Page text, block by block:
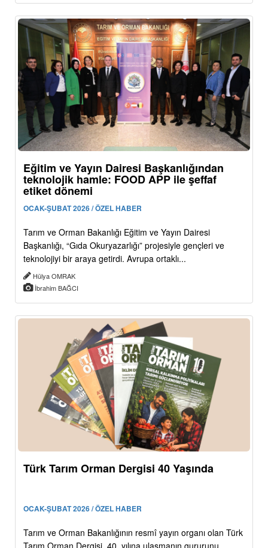
Eğitim ve Yayın Dairesi Başkanlığından
teknolojik hamle: FOOD APP ile şeffaf
etiket dönemi
OCAK-ŞUBAT 2026 / ÖZEL HABER
Tarım ve Orman Bakanlığı Eğitim ve Yayın Dairesi
Başkanlığı, “Gıda Okuryazarlığı” projesiyle gençleri ve
teknolojiyi bir araya getirdi. Avrupa ortaklı...
Hülya OMRAK
İbrahim BAĞCI
Türk Tarım Orman Dergisi 40 Yaşında
OCAK-ŞUBAT 2026 / ÖZEL HABER
Tarım ve Orman Bakanlığının resmî yayın organı olan Türk
Tarım Orman Dergisi, 40. yılına ulaşmanın gururunu